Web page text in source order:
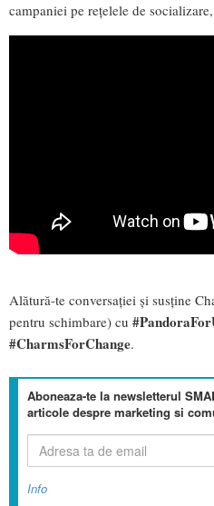
campaniei pe rețelele de
Alătură-te conversației și susține
pentru schimbare) cu
#CharmsForChange.
Aboneaza-te la newsletterul
articole despre marketing si
Info